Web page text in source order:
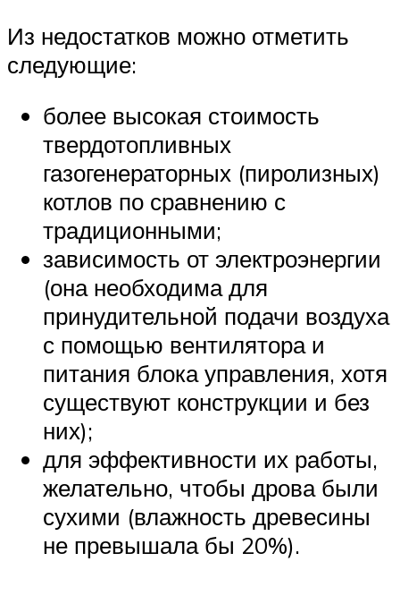
Из недостатков можно отметить
следующие:
более высокая стоимость
твердотопливных
газогенераторных (пиролизных)
котлов по сравнению с
традиционными;
зависимость от электроэнергии
(она необходима для
принудительной подачи воздуха
с помощью вентилятора и
питания блока управления, хотя
существуют конструкции и без
них);
для эффективности их работы,
желательно, чтобы дрова были
сухими (влажность древесины
не превышала бы 20%).